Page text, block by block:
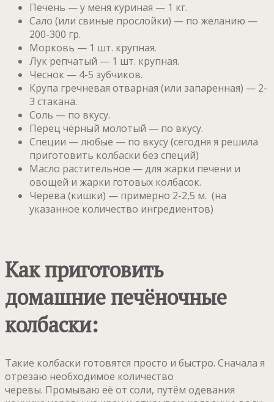
Печень — у меня куриная — 1 кг.
Сало (или свиные прослойки) — по желанию —
200-300 гр.
Морковь — 1 шт. крупная.
Лук репчатый — 1 шт. крупная.
Чеснок — 4-5 зубчиков.
Крупа гречневая отварная (или запаренная) — 2-
3 стакана.
Соль — по вкусу.
Перец чёрный молотый — по вкусу.
Специи — любые — по вкусу (сегодня я решила
приготовить колбаски без специй)
Масло растительное — для жарки печени и
овощей и жарки готовых колбасок.
Черева (кишки) — примерно 2-2,5 м. (на
указанное количество ингредиентов)
Как приготовить
домашние печёночные
колбаски:
Такие колбаски готовятся просто и быстро. Сначала я
отрезаю необходимое количество
черевы. Промываю её от соли, путём одевания